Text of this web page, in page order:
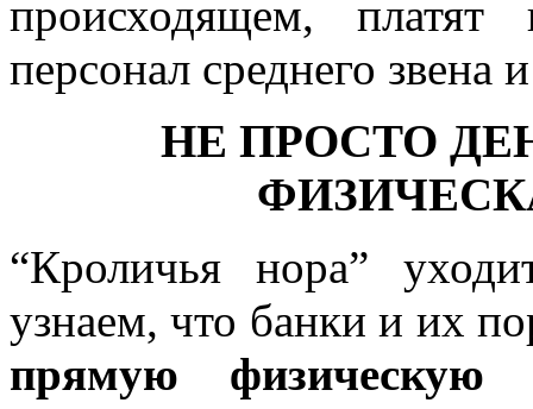
происходящем,
персонал среднего звена
НЕ ПРОСТО
“Кроличья нора”
узнаем, что банки и их
прямую физическую